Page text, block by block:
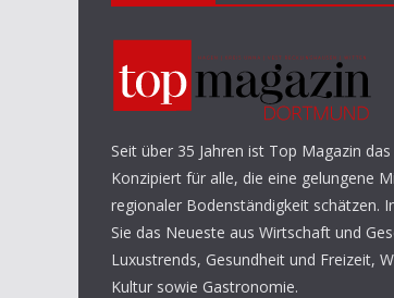
Seit über 35 Jahren ist Top Magazin
Konzipiert für alle, die eine gelungene
regionaler Bodenständigkeit schätzen.
Sie das Neueste aus Wirtschaft und
Luxustrends, Gesundheit und Freizeit,
Kultur sowie Gastronomie.